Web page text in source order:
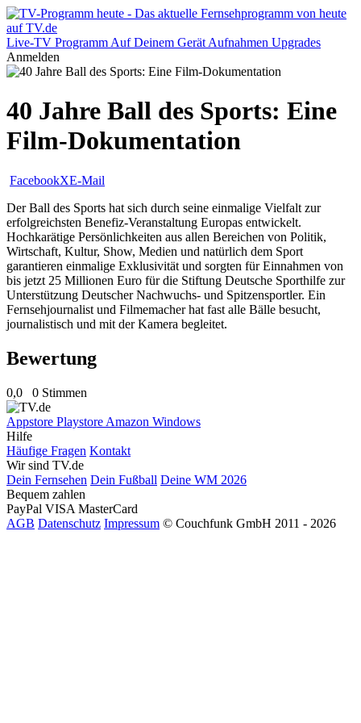
Live-TV Programm Auf Deinem Gerät Aufnahmen Upgrades
Anmelden
40 Jahre Ball des Sports: Eine
Film-Dokumentation
FacebookXE-Mail
Der Ball des Sports hat sich durch seine einmalige Vielfalt zur
erfolgreichsten Benefiz-Veranstaltung Europas entwickelt.
Hochkarätige Persönlichkeiten aus allen Bereichen von Politik,
Wirtschaft, Kultur, Show, Medien und natürlich dem Sport
garantieren einmalige Exklusivität und sorgten für Einnahmen von
bis jetzt 25 Millionen Euro für die Stiftung Deutsche Sporthilfe zur
Unterstützung Deutscher Nachwuchs- und Spitzensportler. Ein
Fernsehjournalist und Filmemacher hat fast alle Bälle besucht,
journalistisch und mit der Kamera begleitet.
Bewertung
0,0 0 Stimmen
Appstore Playstore Amazon Windows
Hilfe
Häufige Fragen Kontakt
Wir sind TV.de
Dein Fernsehen Dein Fußball Deine WM 2026
Bequem zahlen
PayPal VISA MasterCard
AGB Datenschutz Impressum © Couchfunk GmbH 2011 - 2026